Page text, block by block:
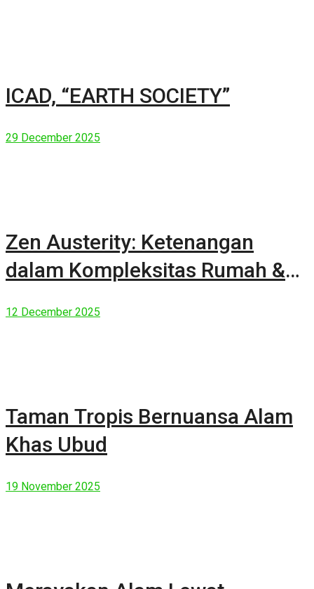
ICAD, “EARTH SOCIETY”
29 December 2025
Zen Austerity: Ketenangan
dalam Kompleksitas Rumah &
12 December 2025
Taman Tropis Bernuansa Alam
Khas Ubud
19 November 2025